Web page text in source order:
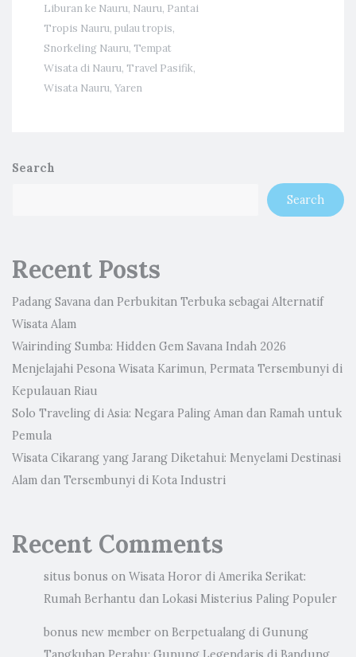
Liburan ke Nauru, Nauru, Pantai
Tropis Nauru, pulau tropis,
Snorkeling Nauru, Tempat
Wisata di Nauru, Travel Pasifik,
Wisata Nauru, Yaren
Search
Search
Recent Posts
Padang Savana dan Perbukitan Terbuka sebagai Alternatif
Wisata Alam
Wairinding Sumba: Hidden Gem Savana Indah 2026
Menjelajahi Pesona Wisata Karimun, Permata Tersembunyi di
Kepulauan Riau
Solo Traveling di Asia: Negara Paling Aman dan Ramah untuk
Pemula
Wisata Cikarang yang Jarang Diketahui: Menyelami Destinasi
Alam dan Tersembunyi di Kota Industri
Recent Comments
situs bonus on Wisata Horor di Amerika Serikat:
Rumah Berhantu dan Lokasi Misterius Paling Populer
bonus new member on Berpetualang di Gunung